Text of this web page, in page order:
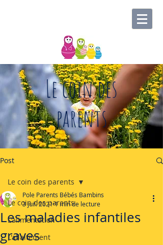
Post
Le coin des parents
L'alimentation
L'allaitement
Le coin des parents
Les maladies infantiles
graves
Pole Parents Bébés Bambins
3 juil. 20211 min de lecture
Le coin des
parents